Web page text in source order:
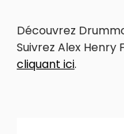
Découvrez
Suivrez Alex Henry
cliquant ici.